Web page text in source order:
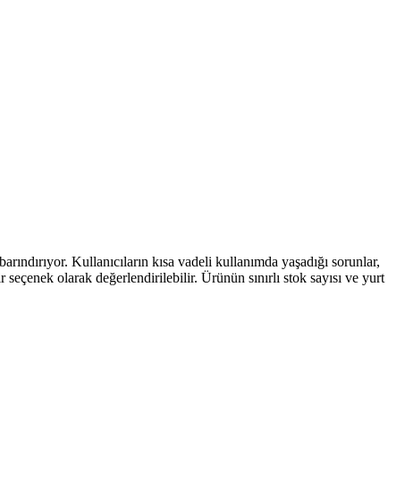
Kullanıcıların kısa vadeli kullanımda yaşadığı sorunlar,
olarak değerlendirilebilir. Ürünün sınırlı stok sayısı ve yurt